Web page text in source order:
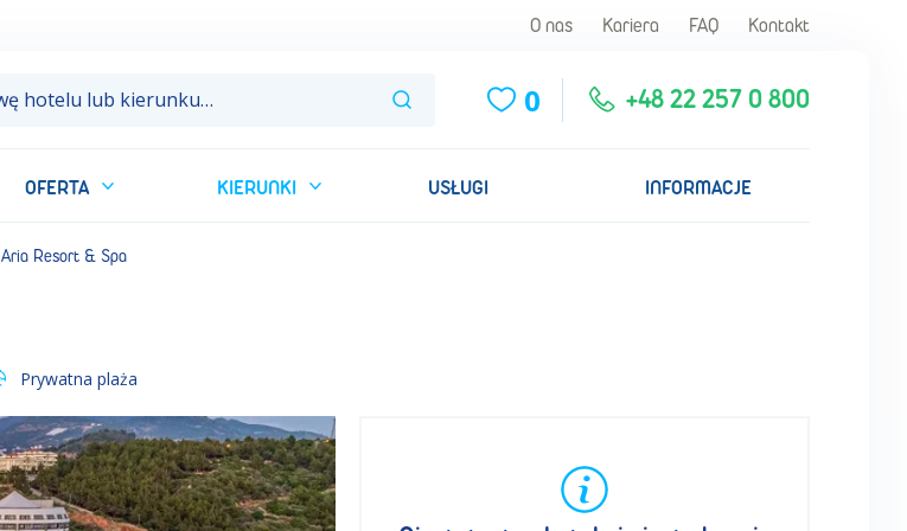
O nas Kariera FAQ Kontakt
0 +48 22 257 0 800
OFERTA KIERUNKI USŁUGI INFORMACJE
Aria Resort & Spa
Prywatna plaża